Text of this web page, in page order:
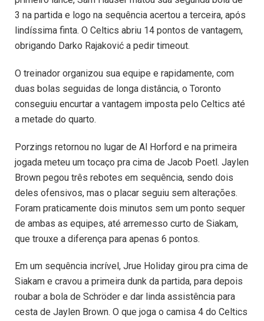
3 na partida e logo na sequência acertou a terceira, após
lindíssima finta. O Celtics abriu 14 pontos de vantagem,
obrigando Darko Rajaković a pedir timeout.
O treinador organizou sua equipe e rapidamente, com
duas bolas seguidas de longa distância, o Toronto
conseguiu encurtar a vantagem imposta pelo Celtics até
a metade do quarto.
Porzings retornou no lugar de Al Horford e na primeira
jogada meteu um tocaço pra cima de Jacob Poetl. Jaylen
Brown pegou três rebotes em sequência, sendo dois
deles ofensivos, mas o placar seguiu sem alterações.
Foram praticamente dois minutos sem um ponto sequer
de ambas as equipes, até arremesso curto de Siakam,
que trouxe a diferença para apenas 6 pontos.
Em um sequência incrível, Jrue Holiday girou pra cima de
Siakam e cravou a primeira dunk da partida, para depois
roubar a bola de Schröder e dar linda assistência para
cesta de Jaylen Brown. O que joga o camisa 4 do Celtics